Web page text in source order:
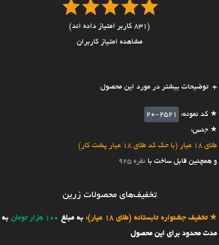
(831 کاربر امتیاز داده اند)
مشاهده امتیاز کاربران
توضیحات بیشتر در مورد این محصول
★ کد نمونه:
20-2521
★ جنس:
طلای 18 عیار (با حک کد طلای 18 عیار پشت کار)
و همچنین قابل ساخت با نقره 925
تخفیف‌های محصولات زرین
★تخفیف جشنواره تابستانه (طلای 18 عیار): به مبلغ 100 هزار تومان
به
مدت محدود برای این محصول